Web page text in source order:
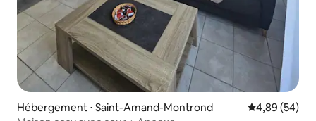
Hébergement ⋅ Saint-Amand-Montrond Évaluation
4,89 (54)